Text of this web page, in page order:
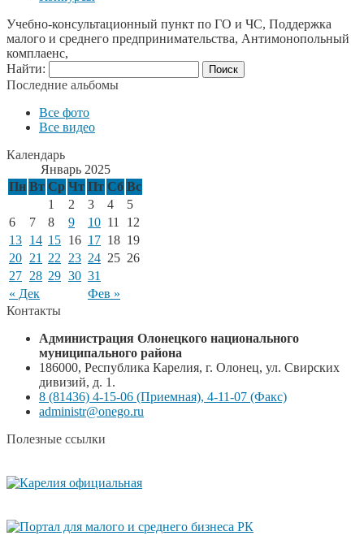
Учебно-консультационный пункт по ГО и ЧС, Поддержка
малого и среднего предпринимательства, Антимонопольный
комплаенс,
Найти:
Последние альбомы
Все фото
Все видео
Календарь
Январь 2025
Пн Вт Ср Чт Пт Сб Вс
« Дек Фев »
1 2 3 4
5
6
7 8 9 10 11
12
13 14 15 16 17 18 19
20 21 22 23 24 25 26
27 28 29 30 31
Контакты
Администрация Олонецкого национального
муниципального района
186000, Республика Карелия, г. Олонец, ул. Свирских
дивизий, д. 1.
8 (81436) 4-15-06 (Приемная), 4-11-07 (Факс)
administr@onego.ru
Полезные ссылки